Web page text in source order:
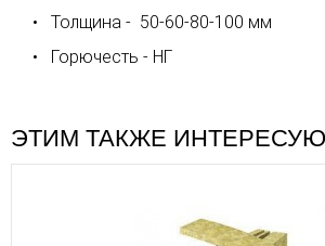
Толщина - 50-60-80-100 мм
Горючесть - НГ
ЭТИМ ТАКЖЕ